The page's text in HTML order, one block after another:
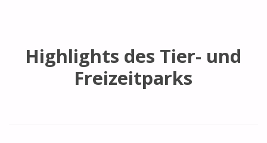
Highlights des Tier- und
Freizeitparks